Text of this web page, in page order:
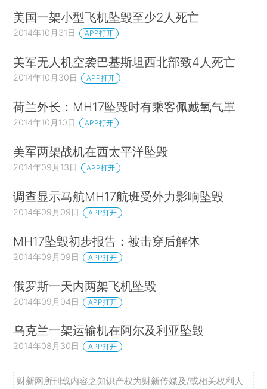
美国一架小型飞机坠毁至少2人死亡
2014年10月31日 APP打开
美军无人机空袭巴基斯坦西北部致4人死亡
2014年10月30日 APP打开
荷兰外长：MH17坠毁时有乘客佩戴氧气罩
2014年10月10日 APP打开
美军两架战机在西太平洋坠毁
2014年09月13日 APP打开
调查显示马航MH17航班受外力影响坠毁
2014年09月09日 APP打开
MH17坠毁初步报告：被击穿后解体
2014年09月09日 APP打开
俄罗斯一天内两架飞机坠毁
2014年09月04日 APP打开
乌克兰一架运输机在阿尔及利亚坠毁
2014年08月30日 APP打开
财新网所刊载内容之知识产权为财新传媒及/或相关权利人